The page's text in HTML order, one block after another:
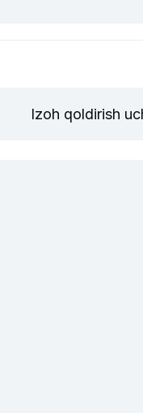
Izoh qoldirish